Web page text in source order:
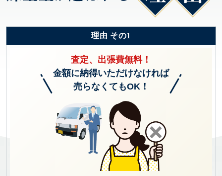
理由 その1
査定、出張費無料！
金額に納得いただけなければ
売らなくてもOK！